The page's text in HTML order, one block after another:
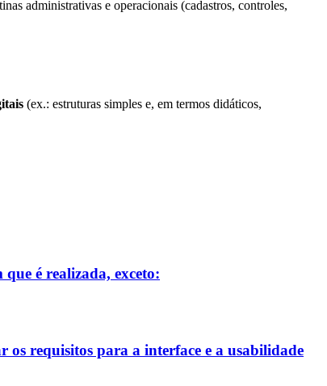
administrativas e operacionais (cadastros, controles,
(ex.: estruturas simples e, em termos didáticos,
que é realizada, exceto:
os requisitos para a interface e a usabilidade